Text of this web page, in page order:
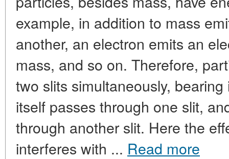
example, in addition to mass
another, an electron emits an
mass, and so on. Therefore,
two slits simultaneously,
itself passes through one slit,
through another slit. Here the
interferes with ... Read more